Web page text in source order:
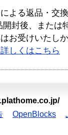
よる返品・交
開封後、または
お受けいたし
しくはこちら
OpenBlocks